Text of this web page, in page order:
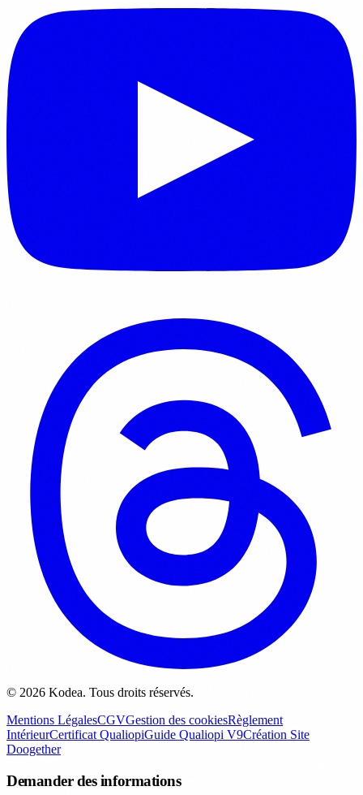
© 2026 Kodea. Tous droits réservés.
Mentions LégalesCGVGestion des cookiesRèglement
IntérieurCertificat QualiopiGuide Qualiopi V9Création Site
Doogether
Demander des informations